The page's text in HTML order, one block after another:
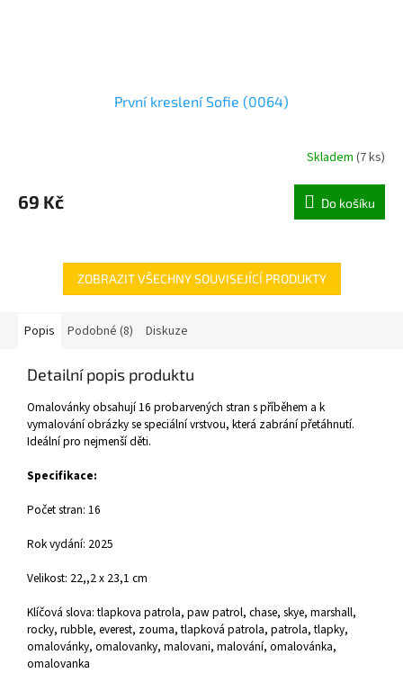
První kreslení Sofie (0064)
Skladem (7 ks)
69 Kč Do košíku
ZOBRAZIT VŠECHNY SOUVISEJÍCÍ PRODUKTY
Popis Podobné (8) Diskuze
Detailní popis produktu
Omalovánky obsahují 16 probarvených stran s příběhem a k
vymalování obrázky se speciální vrstvou, která zabrání přetáhnutí.
Ideální pro nejmenší děti.
Specifikace:
Počet stran: 16
Rok vydání: 2025
Velikost: 22,,2 x 23,1 cm
Klíčová slova: tlapkova patrola, paw patrol, chase, skye, marshall,
rocky, rubble, everest, zouma, tlapková patrola, patrola, tlapky,
omalovánky, omalovanky, malovani, malování, omalovánka,
omalovanka